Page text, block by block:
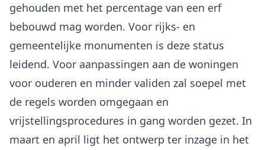
gehouden met het percentage van een erf
bebouwd mag worden. Voor rijks- en
gemeentelijke monumenten is deze status
leidend. Voor aanpassingen aan de woningen
voor ouderen en minder validen zal soepel met
de regels worden omgegaan en
vrijstellingsprocedures in gang worden gezet. In
maart en april ligt het ontwerp ter inzage in het